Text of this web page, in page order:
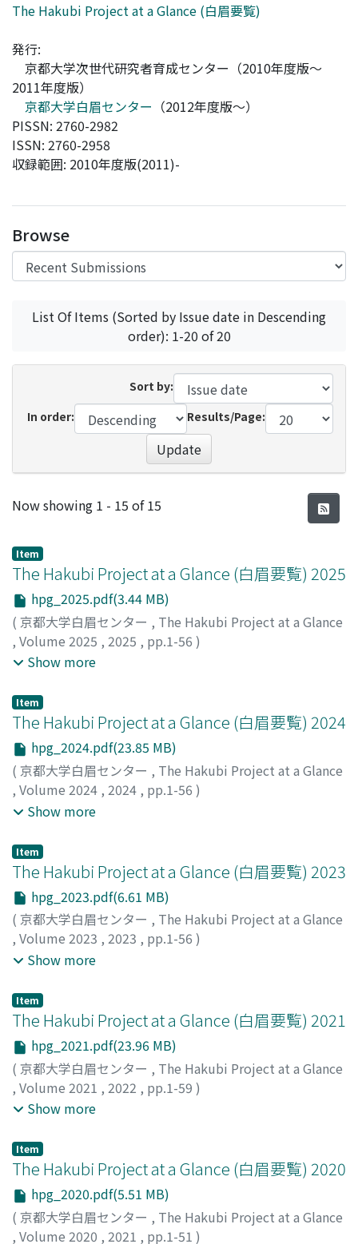
The Hakubi Project at a Glance (白眉要覧)
発行:
京都大学次世代研究者育成センター（2010年度版〜
2011年度版）
京都大学白眉センター （2012年度版〜）
PISSN: 2760-2982
ISSN: 2760-2958
収録範囲: 2010年度版(2011)-
Browse
List Of Items (Sorted by Issue date in Descending
order): 1-20 of 20
Sort by:
In order:
Results/Page:
Update
Recent Submissions
Now showing 1 - 15 of 15
Item
The Hakubi Project at a Glance (白眉要覧) 2025
hpg_2025.pdf(3.44 MB)
( 京都大学白眉センター , The Hakubi Project at a Glance
, Volume 2025 , 2025 , pp.1-56 )
京都大学白眉センターPRワーキンググループ
Kyoto University
Show more
Item
The Hakubi Project at a Glance (白眉要覧) 2024
hpg_2024.pdf(23.85 MB)
( 京都大学白眉センター , The Hakubi Project at a Glance
, Volume 2024 , 2024 , pp.1-56 )
京都大学白眉センターPRワーキンググループ
Kyoto University
Show more
Item
The Hakubi Project at a Glance (白眉要覧) 2023
hpg_2023.pdf(6.61 MB)
( 京都大学白眉センター , The Hakubi Project at a Glance
, Volume 2023 , 2023 , pp.1-56 )
京都大学白眉センターPRワーキンググループ
Kyoto University
Show more
Item
The Hakubi Project at a Glance (白眉要覧) 2021
hpg_2021.pdf(23.96 MB)
( 京都大学白眉センター , The Hakubi Project at a Glance
, Volume 2021 , 2022 , pp.1-59 )
京都大学白眉センターPRワーキンググループ
University
Show more
Item
The Hakubi Project at a Glance (白眉要覧) 2020
hpg_2020.pdf(5.51 MB)
( 京都大学白眉センター , The Hakubi Project at a Glance
, Volume 2020 , 2021 , pp.1-51 )